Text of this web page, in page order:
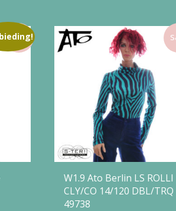
W1.9 Ato Berlin LS ROLLI
CLY/CO 14/120 DBL/TRQ
49738